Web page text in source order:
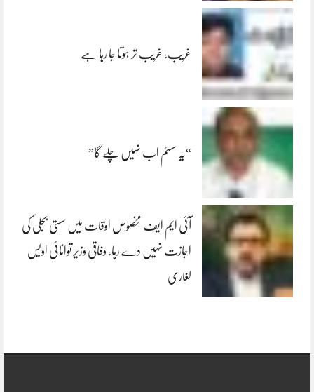
غریب، غریب تر ہوتا جا رہا ہے
“یہ سسٹم اب نہیں چلے گا”
آئی ایم ایف مخصوص اوقات میں سستی بجلی کی
اجازت نہیں دے رہا، وفاقی وزیر توانائی اویس
لغاری